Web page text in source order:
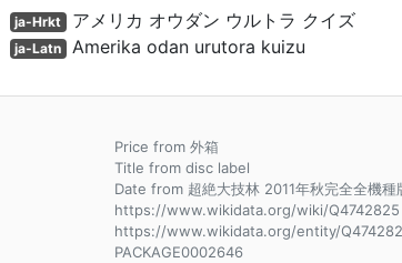
ja-Hrkt アメリカ オウダン ウルトラ クイズ
ja-Latn Amerika odan urutora kuizu
Price from 外箱
Title from disc label
Date from 超絶大技林 2011年秋完全全機種
https://www.wikidata.org/wiki/
https://www.wikidata.org/entity/
PACKAGE0002646